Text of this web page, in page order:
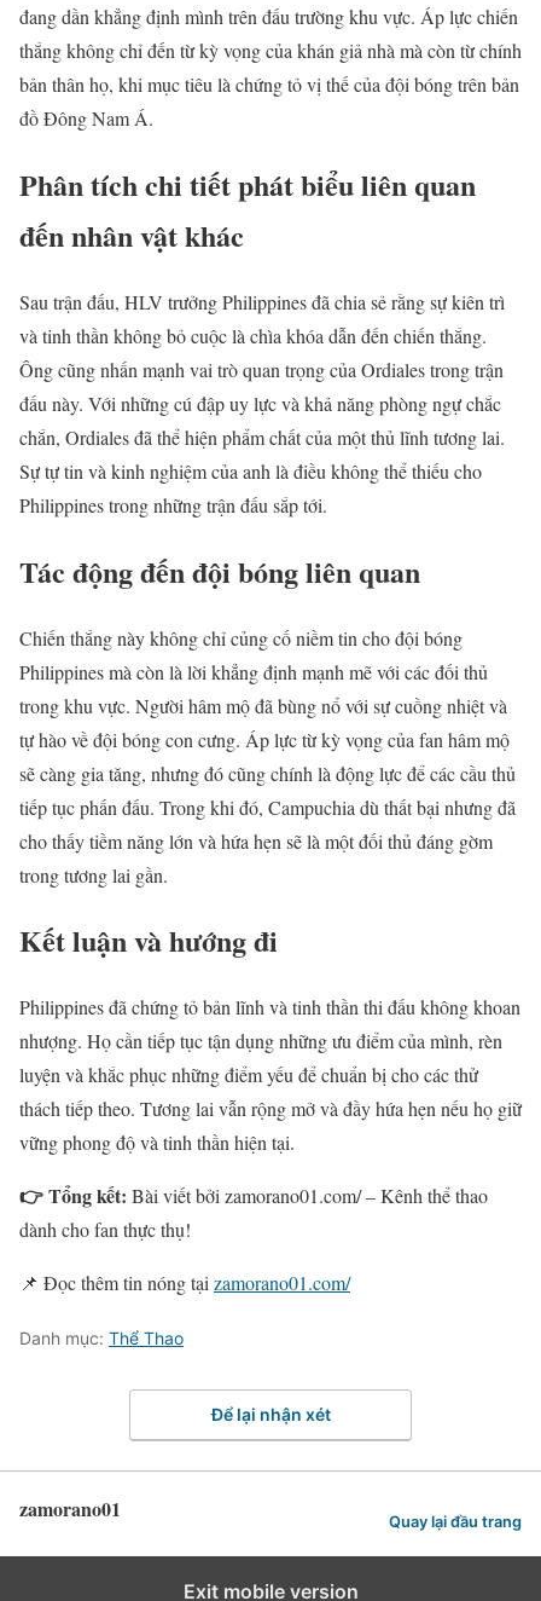
đang dần khẳng định mình trên đấu trường khu vực. Áp lực chiến
thắng không chỉ đến từ kỳ vọng của khán giả nhà mà còn từ chính
bản thân họ, khi mục tiêu là chứng tỏ vị thế của đội bóng trên bản
đồ Đông Nam Á.
Phân tích chi tiết phát biểu liên quan
đến nhân vật khác
Sau trận đấu, HLV trưởng Philippines đã chia sẻ rằng sự kiên trì
và tinh thần không bỏ cuộc là chìa khóa dẫn đến chiến thắng.
Ông cũng nhấn mạnh vai trò quan trọng của Ordiales trong trận
đấu này. Với những cú đập uy lực và khả năng phòng ngự chắc
chắn, Ordiales đã thể hiện phẩm chất của một thủ lĩnh tương lai.
Sự tự tin và kinh nghiệm của anh là điều không thể thiếu cho
Philippines trong những trận đấu sắp tới.
Tác động đến đội bóng liên quan
Chiến thắng này không chỉ củng cố niềm tin cho đội bóng
Philippines mà còn là lời khẳng định mạnh mẽ với các đối thủ
trong khu vực. Người hâm mộ đã bùng nổ với sự cuồng nhiệt và
tự hào về đội bóng con cưng. Áp lực từ kỳ vọng của fan hâm mộ
sẽ càng gia tăng, nhưng đó cũng chính là động lực để các cầu thủ
tiếp tục phấn đấu. Trong khi đó, Campuchia dù thất bại nhưng đã
cho thấy tiềm năng lớn và hứa hẹn sẽ là một đối thủ đáng gờm
trong tương lai gần.
Kết luận và hướng đi
Philippines đã chứng tỏ bản lĩnh và tinh thần thi đấu không khoan
nhượng. Họ cần tiếp tục tận dụng những ưu điểm của mình, rèn
luyện và khắc phục những điểm yếu để chuẩn bị cho các thử
thách tiếp theo. Tương lai vẫn rộng mở và đầy hứa hẹn nếu họ giữ
vững phong độ và tinh thần hiện tại.
👉 Tổng kết: Bài viết bởi zamorano01.com/ – Kênh thể thao
dành cho fan thực thụ!
📌 Đọc thêm tin nóng tạizamorano01.com/
Danh mục: Thể Thao
Để lại nhận xét
zamorano01 Quay lại đầu trang
Exit mobile version